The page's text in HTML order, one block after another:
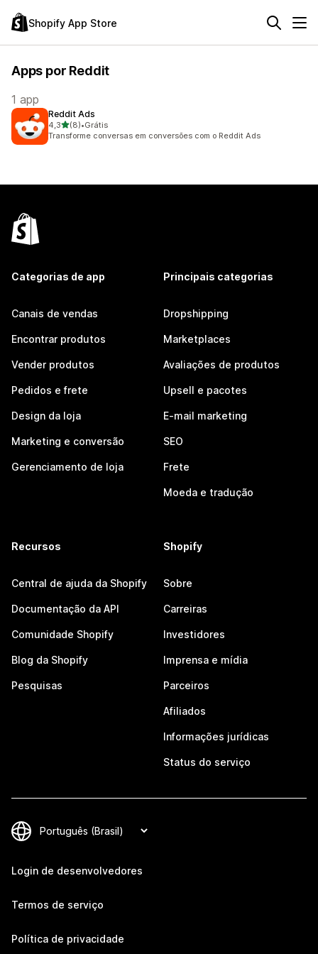
Shopify App Store
Apps por Reddit
1 app
Reddit Ads
4,3de 5 estrelas
(8)
8 avaliações ao todo
•Grátis
Transforme conversas em conversões com o Reddit Ads
Categorias de app
Canais de vendas
Encontrar produtos
Vender produtos
Pedidos e frete
Design da loja
Marketing e conversão
Gerenciamento de loja
Principais categorias
Dropshipping
Marketplaces
Avaliações de produtos
Upsell e pacotes
E-mail marketing
SEO
Frete
Moeda e tradução
Recursos
Central de ajuda da Shopify
Documentação da API
Comunidade Shopify
Blog da Shopify
Pesquisas
Shopify
Sobre
Carreiras
Investidores
Imprensa e mídia
Parceiros
Afiliados
Informações jurídicas
Status do serviço
Login de desenvolvedores
Termos de serviço
Política de privacidade